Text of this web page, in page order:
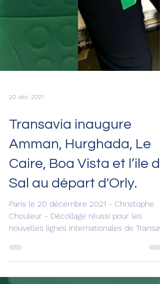
20 déc. 2021
Transavia inaugure
Amman, Hurghada, Le
Sal au départ d'Orly.
Chouleur - Décollage réussi pour les
nouvelles lignes internationales de